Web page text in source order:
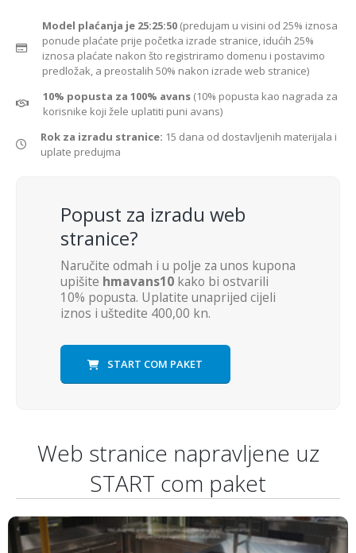
Model plaćanja je 25:25:50 (predujam u visini od 25% iznosa
ponude plaćate prije početka izrade stranice, idućih 25%
iznosa plaćate nakon što registriramo domenu i postavimo
predložak, a preostalih 50% nakon izrade web stranice)
10% popusta za 100% avans (10% popusta kao nagrada za
korisnike koji žele uplatiti puni avans)
Rok za izradu stranice: 15 dana od dostavljenih materijala i
uplate predujma
Popust za izradu web
stranice?
Naručite odmah i u polje za unos kupona
upišite hmavans10 kako bi ostvarili
10% popusta. Uplatite unaprijed cijeli
iznos i uštedite 400,00 kn.
START COM PAKET
Web stranice napravljene uz
START com paket